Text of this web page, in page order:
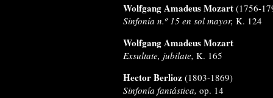
Wolfgang Amadeus Mozart (1756-
Sinfonía n.º 15 en sol mayor, K. 124
Wolfgang Amadeus Mozart
Exsultate, jubilate, K. 165
Hector Berlioz (1803-1869)
Sinfonía fantástica, op. 14